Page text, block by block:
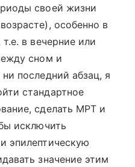
своей жизни
особенно в
в вечерние или
сном и
последний абзац, я
стандартное
сделать МРТ и
исключить
эпилептическую
значение этим